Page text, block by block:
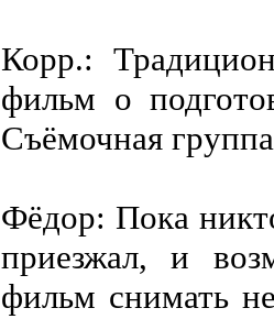
Корр.:
фильм о
Съёмочная
Фёдор: Пока
приезжал, и
фильм снимать